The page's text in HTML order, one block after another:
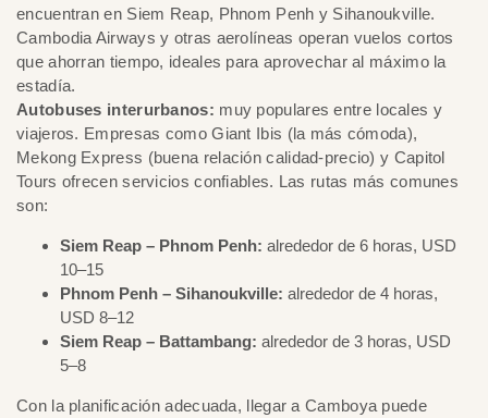
encuentran en Siem Reap, Phnom Penh y Sihanoukville.
Cambodia Airways y otras aerolíneas operan vuelos cortos
que ahorran tiempo, ideales para aprovechar al máximo la
estadía.
Autobuses interurbanos: muy populares entre locales y
viajeros. Empresas como Giant Ibis (la más cómoda),
Mekong Express (buena relación calidad-precio) y Capitol
Tours ofrecen servicios confiables. Las rutas más comunes
son:
Siem Reap – Phnom Penh: alrededor de 6 horas, USD
10–15
Phnom Penh – Sihanoukville: alrededor de 4 horas,
USD 8–12
Siem Reap – Battambang: alrededor de 3 horas, USD
5–8
Con la planificación adecuada, llegar a Camboya puede